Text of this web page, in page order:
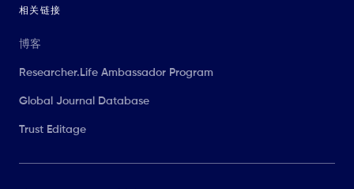
相关链接
博客
Researcher.Life Ambassador Program
Global Journal Database
Trust Editage